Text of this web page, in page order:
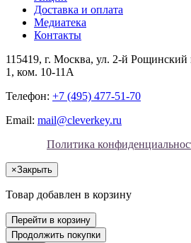
Доставка и оплата
Медиатека
Контакты
115419, г. Москва, ул. 2-й Рощинский
1, ком. 10-11А
Телефон: +7 (495) 477-51-70
Email: mail@cleverkey.ru
Политика
×Закрыть
Товар добавлен в корзину
Перейти в корзину
Продолжить покупки